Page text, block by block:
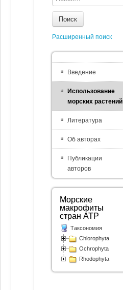
Поиск
Расширенный поиск
Введение
Использование
морских растений
Литература
Об авторах
Публикации
авторов
Морские
макрофиты
стран АТР
Таксономия
Chlorophyta
Ochrophyta
Rhodophyta